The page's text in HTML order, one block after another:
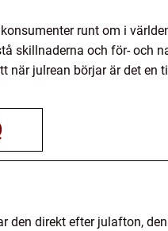
runt om i
skillnaderna och för- och
julrean börjar är det en
direkt efter julafton,